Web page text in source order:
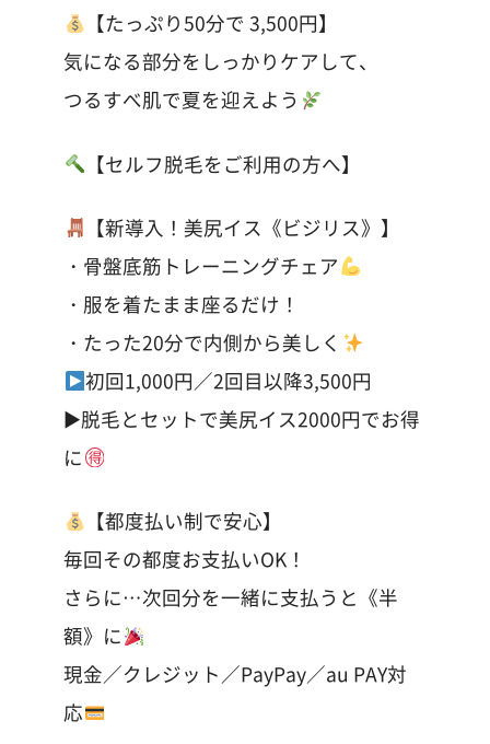
【たっぷり50分で 3,500円】
気になる部分をしっかりケアして、
つるすべ肌で夏を迎えよう
【セルフ脱毛をご利用の方へ】
【新導入！美尻イス《ビジリス》】
・骨盤底筋トレーニングチェア
・服を着たまま座るだけ！
・たった20分で内側から美しく
初回1,000円／2回目以降3,500円
▶︎脱毛とセットで美尻イス2000円でお得
に
【都度払い制で安心】
毎回その都度お支払いOK！
さらに…次回分を一緒に支払うと《半
額》に
現金／クレジット／PayPay／au PAY対
応